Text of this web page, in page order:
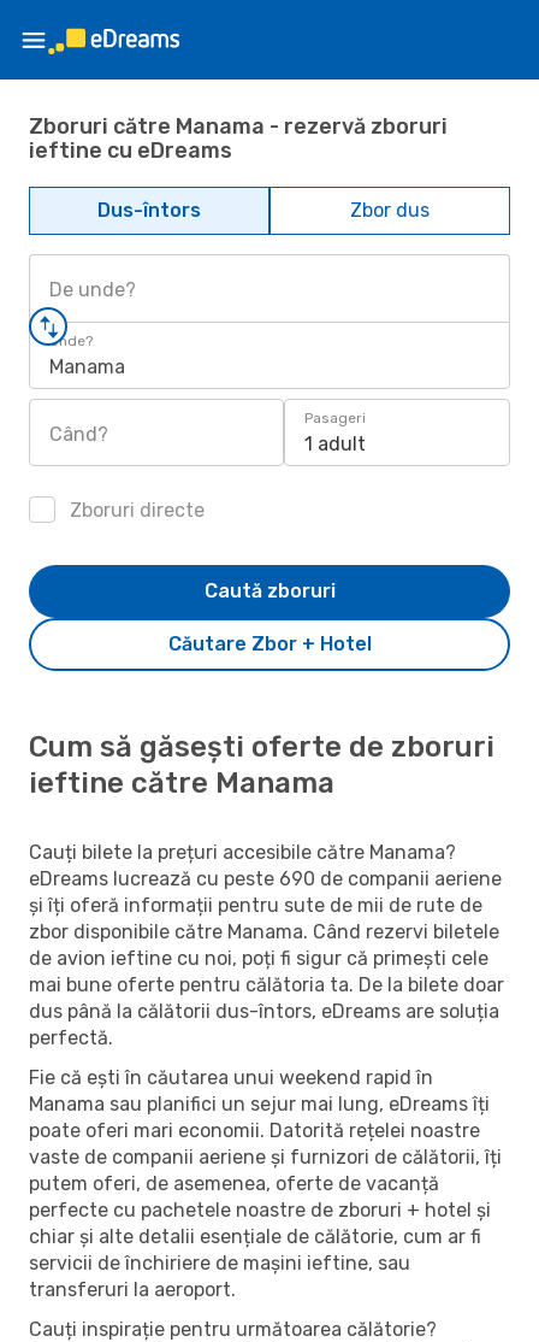
Zboruri către Manama - rezervă zboruri
ieftine cu eDreams
Dus-întors Zbor dus
De unde?
Unde?
Manama
Când?
Pasageri
1 adult
Zboruri directe
Căutare Zbor + Hotel
Caută zboruri
Cum să găsești oferte de zboruri
ieftine către Manama
Cauți bilete la prețuri accesibile către Manama?
eDreams lucrează cu peste 690 de companii aeriene
și îți oferă informații pentru sute de mii de rute de
zbor disponibile către Manama. Când rezervi biletele
de avion ieftine cu noi, poți fi sigur că primești cele
mai bune oferte pentru călătoria ta. De la bilete doar
dus până la călătorii dus-întors, eDreams are soluția
perfectă.
Fie că ești în căutarea unui weekend rapid în
Manama sau planifici un sejur mai lung, eDreams îți
poate oferi mari economii. Datorită rețelei noastre
vaste de companii aeriene și furnizori de călătorii, îți
putem oferi, de asemenea, oferte de vacanță
perfecte cu pachetele noastre de zboruri + hotel și
chiar și alte detalii esențiale de călătorie, cum ar fi
servicii de închiriere de mașini ieftine, sau
transferuri la aeroport.
Cauți inspirație pentru următoarea călătorie?